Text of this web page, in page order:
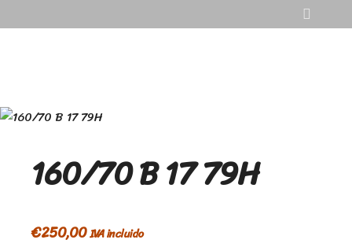
160/70 B 17 79H
€250,00IVA incluido